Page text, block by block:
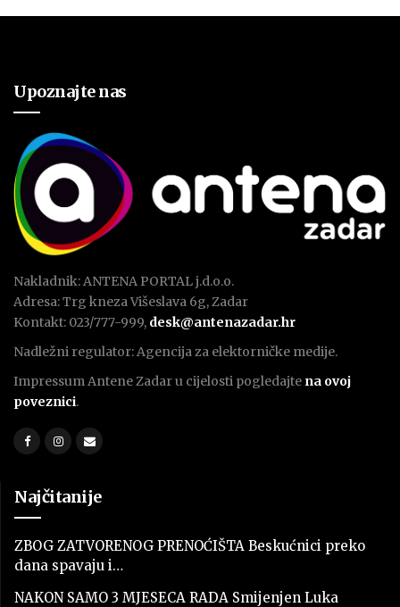
Upoznajte nas
Nakladnik: ANTENA PORTAL j.d.o.o.
Adresa: Trg kneza Višeslava 6g, Zadar
Kontakt: 023/777-999, desk@antenazadar.hr
Nadležni regulator: Agencija za elektorničke medije.
Impressum Antene Zadar u cijelosti pogledajte na ovoj
poveznici.
Najčitanije
ZBOG ZATVORENOG PRENOĆIŠTA Beskućnici preko
dana spavaju i…
NAKON SAMO 3 MJESECA RADA Smijenjen Luka